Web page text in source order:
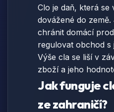
Clo je daň, která
dovážené do
chránit domácí
regulovat obchod s
Výše cla se liší v
zboží a jeho
Jak funguje
ze zahraničí?